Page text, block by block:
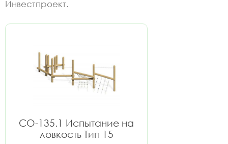
Инвестпроект.
СО-135.1 Испытание на
ловкость Тип 15